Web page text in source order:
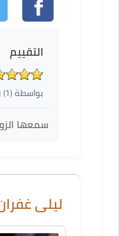
التقييم
بواسطة ( 1
)
سمعها
ليلى